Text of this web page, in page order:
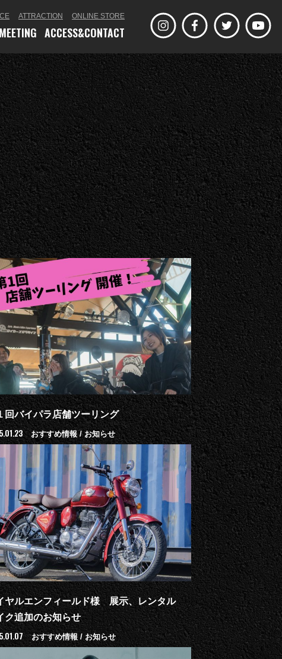
ACCESS&CONTACT
ATTRACTION ONLINE STORE
回バイパラ店舗ツーリング
おすすめ情報 / お知らせ
ヤルエンフィールド様 展示、レンタル
ク追加のお知らせ
おすすめ情報 / お知らせ